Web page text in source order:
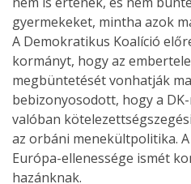
gyermekeket, mintha azok
A Demokratikus Koalíció
kormányt, hogy az
megbüntetését vonhatják
bebizonyosodott, hogy a
valóban
az orbáni menekültpolitika.
Európa-ellenessége ismét
hazánknak.